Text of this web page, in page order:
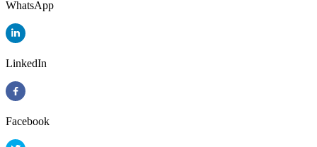
WhatsApp
LinkedIn
Facebook